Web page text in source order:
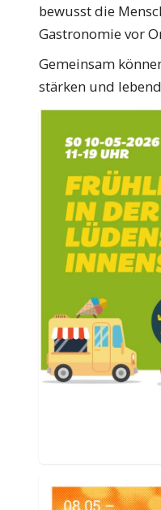
bewusst die
Gastronomie vor
Gemeinsam
stärken und